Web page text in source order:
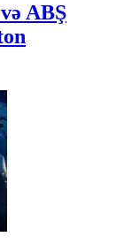
ABŞ